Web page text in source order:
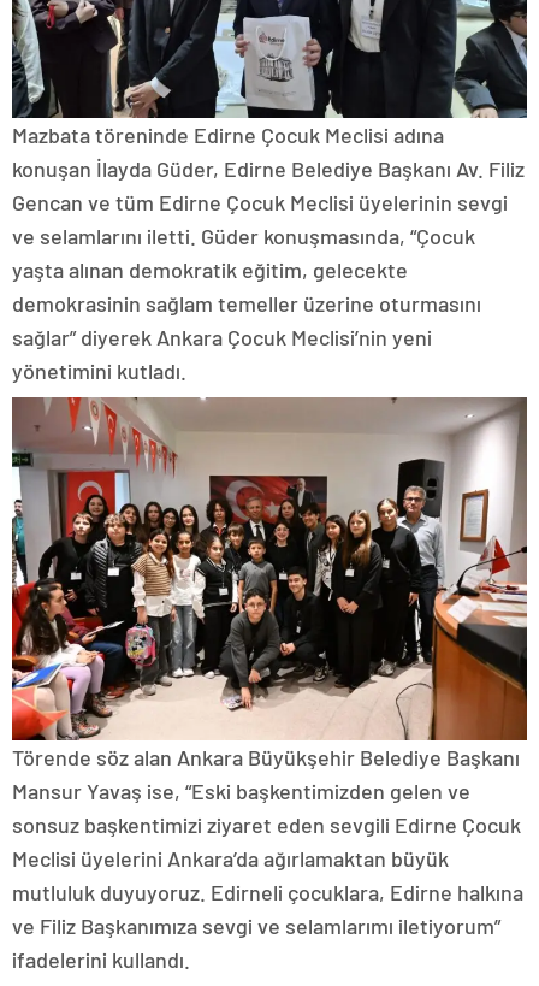
Mazbata töreninde Edirne Çocuk Meclisi adına
konuşan İlayda Güder, Edirne Belediye Başkanı Av. Filiz
Gencan ve tüm Edirne Çocuk Meclisi üyelerinin sevgi
ve selamlarını iletti. Güder konuşmasında, “Çocuk
yaşta alınan demokratik eğitim, gelecekte
demokrasinin sağlam temeller üzerine oturmasını
sağlar” diyerek Ankara Çocuk Meclisi’nin yeni
yönetimini kutladı.
Törende söz alan Ankara Büyükşehir Belediye Başkanı
Mansur Yavaş ise, “Eski başkentimizden gelen ve
sonsuz başkentimizi ziyaret eden sevgili Edirne Çocuk
Meclisi üyelerini Ankara’da ağırlamaktan büyük
mutluluk duyuyoruz. Edirneli çocuklara, Edirne halkına
ve Filiz Başkanımıza sevgi ve selamlarımı iletiyorum”
ifadelerini kullandı.